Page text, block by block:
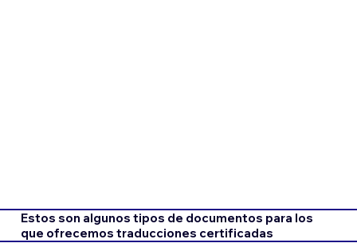
Estos son algunos tipos de documentos para los
que ofrecemos traducciones certificadas